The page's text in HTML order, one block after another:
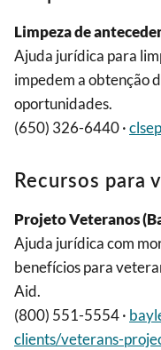
Limpeza de
Ajuda jurídica para
impedem a obtenção
oportunidades.
(650) 326-6440 ·
Recursos para
Projeto Veteranos
Ajuda jurídica com
benefícios para
Aid.
(800) 551-5554 ·
clients/veterans-